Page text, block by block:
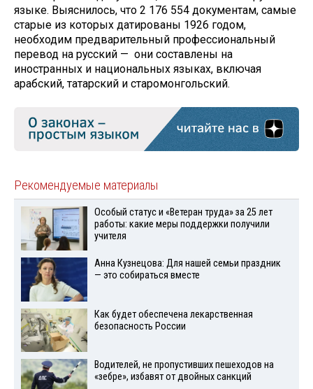
языке. Выяснилось, что 2 176 554 документам, самые
старые из которых датированы 1926 годом,
необходим предварительный профессиональный
перевод на русский — они составлены на
иностранных и национальных языках, включая
арабский, татарский и старомонгольский.
Рекомендуемые материалы
Особый статус и «Ветеран труда» за 25 лет
работы: какие меры поддержки получили
учителя
Анна Кузнецова: Для нашей семьи праздник
— это собираться вместе
Как будет обеспечена лекарственная
безопасность России
Водителей, не пропустивших пешеходов на
«зебре», избавят от двойных санкций